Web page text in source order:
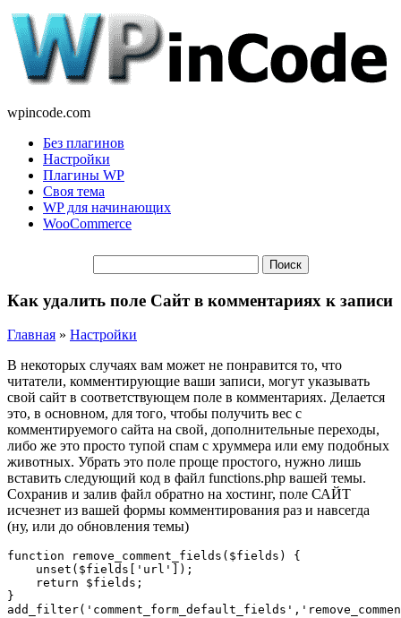
wpincode.com
Без плагинов
Настройки
Плагины WP
Своя тема
WP для начинающих
WooCommerce
Как удалить поле Сайт в комментариях к записи
Главная » Настройки
В некоторых случаях вам может не понравится то, что
читатели, комментирующие ваши записи, могут указывать
свой сайт в соответствующем поле в комментариях. Делается
это, в основном, для того, чтобы получить вес с
комментируемого сайта на свой, дополнительные переходы,
либо же это просто тупой спам с хруммера или ему подобных
животных. Убрать это поле проще простого, нужно лишь
вставить следующий код в файл functions.php вашей темы.
Сохранив и залив файл обратно на хостинг, поле САЙТ
исчезнет из вашей формы комментирования раз и навсегда
(ну, или до обновления темы)
function remove_comment_fields($fields) {
    unset($fields['url']);
    return $fields;
}